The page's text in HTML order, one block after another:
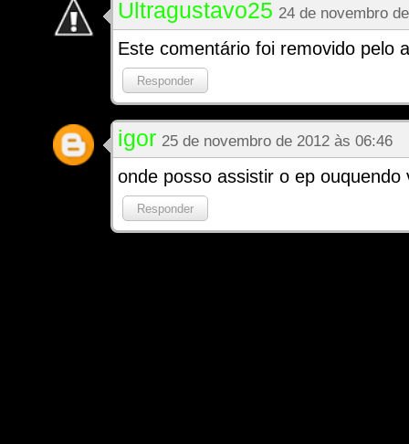
Ultragustavo25 24 de novembro
Este comentário foi removido pelo
Responder
igor 25 de novembro de 2012 às 06:46
onde posso assistir o ep ouquendo
Responder